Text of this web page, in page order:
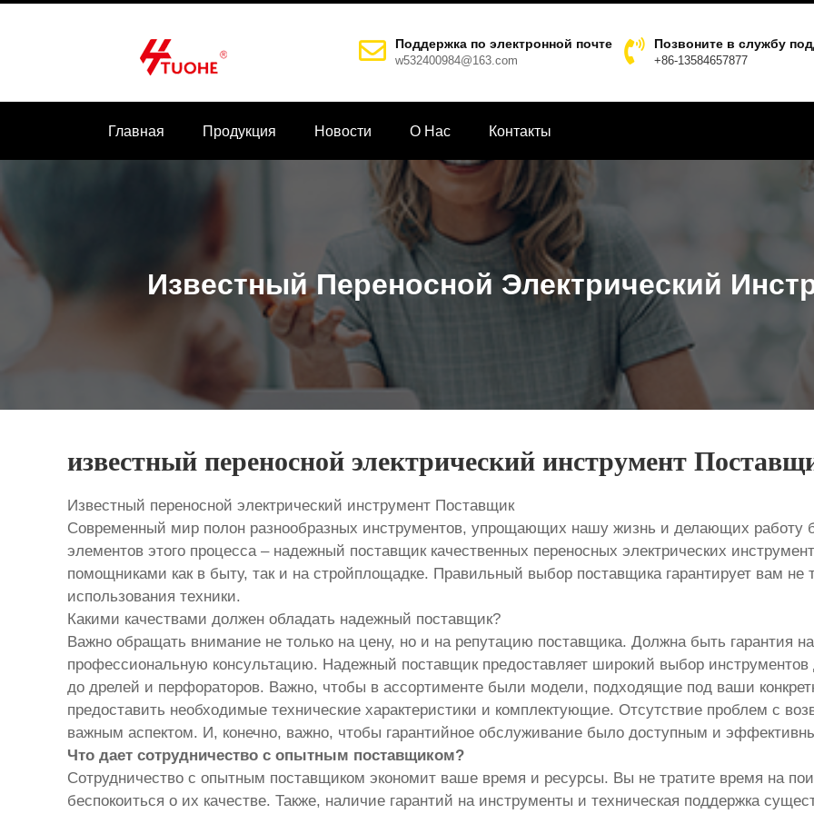
Поддержка по электронной почте
w532400984@163.com
Позвоните в службу
+86-13584657877
Главная Продукция Новости О Hас Контакты
Известный Переносной Электрический
известный переносной электрический инструмент
Известный переносной электрический инструмент Поставщик
Современный мир полон разнообразных инструментов, упрощающих нашу жизнь и делающих
элементов этого процесса – надежный поставщик качественных переносных электрических
помощниками как в быту, так и на стройплощадке. Правильный выбор поставщика гарантирует вам не
использования техники.
Какими качествами должен обладать надежный поставщик?
Важно обращать внимание не только на цену, но и на репутацию поставщика. Должна быть гарантия
профессиональную консультацию. Надежный поставщик предоставляет широкий выбор
до дрелей и перфораторов. Важно, чтобы в ассортименте были модели, подходящие под ваши
предоставить необходимые технические характеристики и комплектующие. Отсутствие проблем с
важным аспектом. И, конечно, важно, чтобы гарантийное обслуживание было доступным и
Что дает сотрудничество с опытным поставщиком?
Сотрудничество с опытным поставщиком экономит ваше время и ресурсы. Вы не тратите время на
беспокоиться о их качестве. Также, наличие гарантий на инструменты и техническая поддержка